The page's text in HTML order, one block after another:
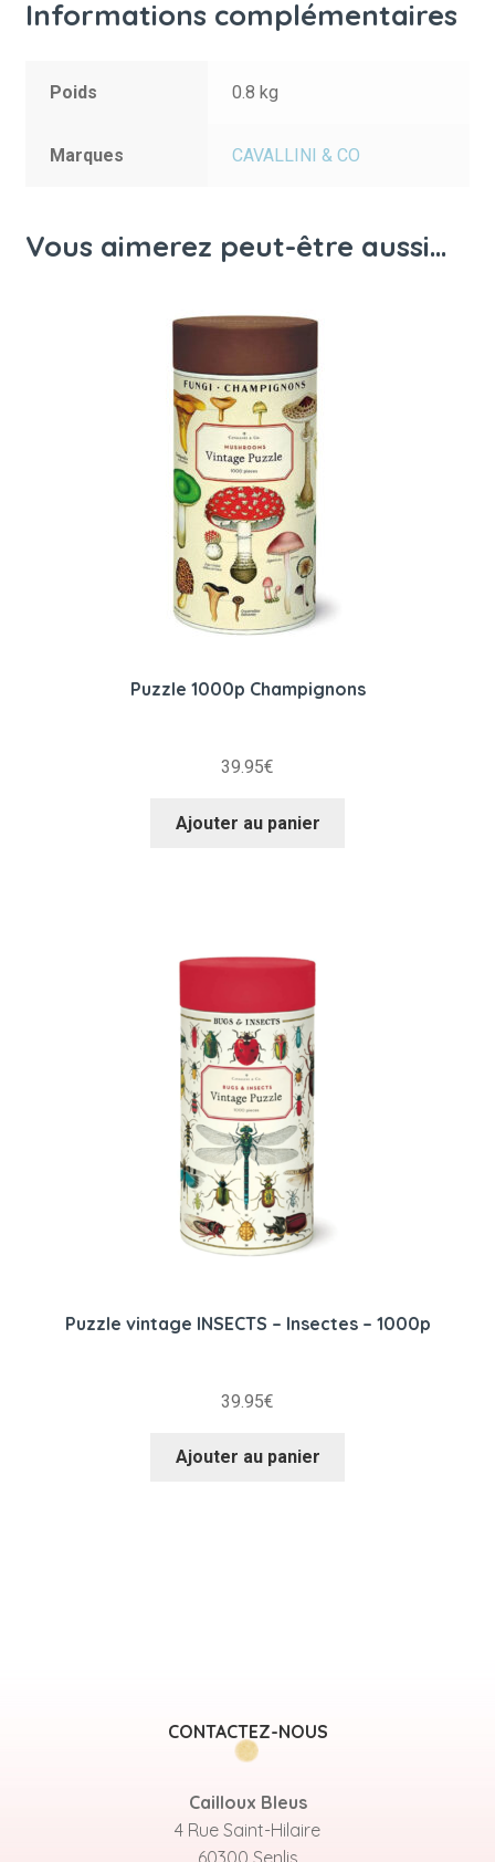
Informations complémentaires
Poids 0.8 kg
Marques CAVALLINI & CO
Vous aimerez peut-être aussi…
Puzzle 1000p Champignons
39.95€
Ajouter au panier
Puzzle vintage INSECTS – Insectes – 1000p
39.95€
Ajouter au panier
CONTACTEZ-NOUS
Cailloux Bleus
4 Rue Saint-Hilaire
60300 Senlis